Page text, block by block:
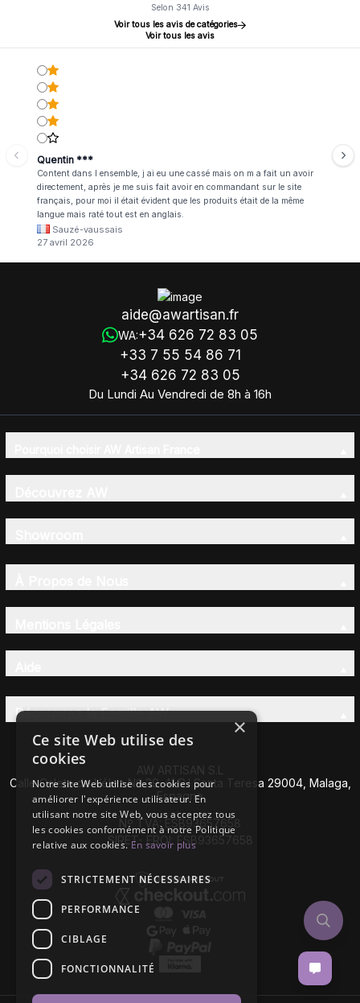
Selon 341 Avis
Voir tous les avis de catégories
Voir tous les avis
Quentin ***
Content dans l ensemble, j ai eu une cassé mais on m a fait un avoir
directement, après je me suis fait avoir en commandant sur le site
français, pour moi il était évident que les produits était de la même
langue mais raté tout est en anglais.
Sauzé-vaussais
27 avril 2026
aide@awartisan.fr
WA:+34 626 72 83 05
+33 7 55 54 86 71
+34 626 72 83 05
Du Lundi Au Vendredi de 8h à 16h
Découvrez la Famille AW
AW ARTISAN S.L
Calle Caleta de Vélez Nº 39-41 P.I Santa Teresa 29004, Malaga,
Espagne
Nº TVA: ESB93657658
SIRET- EROI: ESB93657658
×
Ce site Web utilise des
cookies
Notre site Web utilise des cookies pour
améliorer l'expérience utilisateur. En
utilisant notre site Web, vous acceptez tous
les cookies conformément à notre Politique
relative aux cookies.En savoir plus
STRICTEMENT NÉCESSAIRES
PERFORMANCE
CIBLAGE
FONCTIONNALITÉ